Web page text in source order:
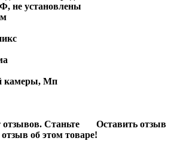
не установлены
камеры, Мп
Оставить отзыв
отзывов. Станьте
об этом товаре!